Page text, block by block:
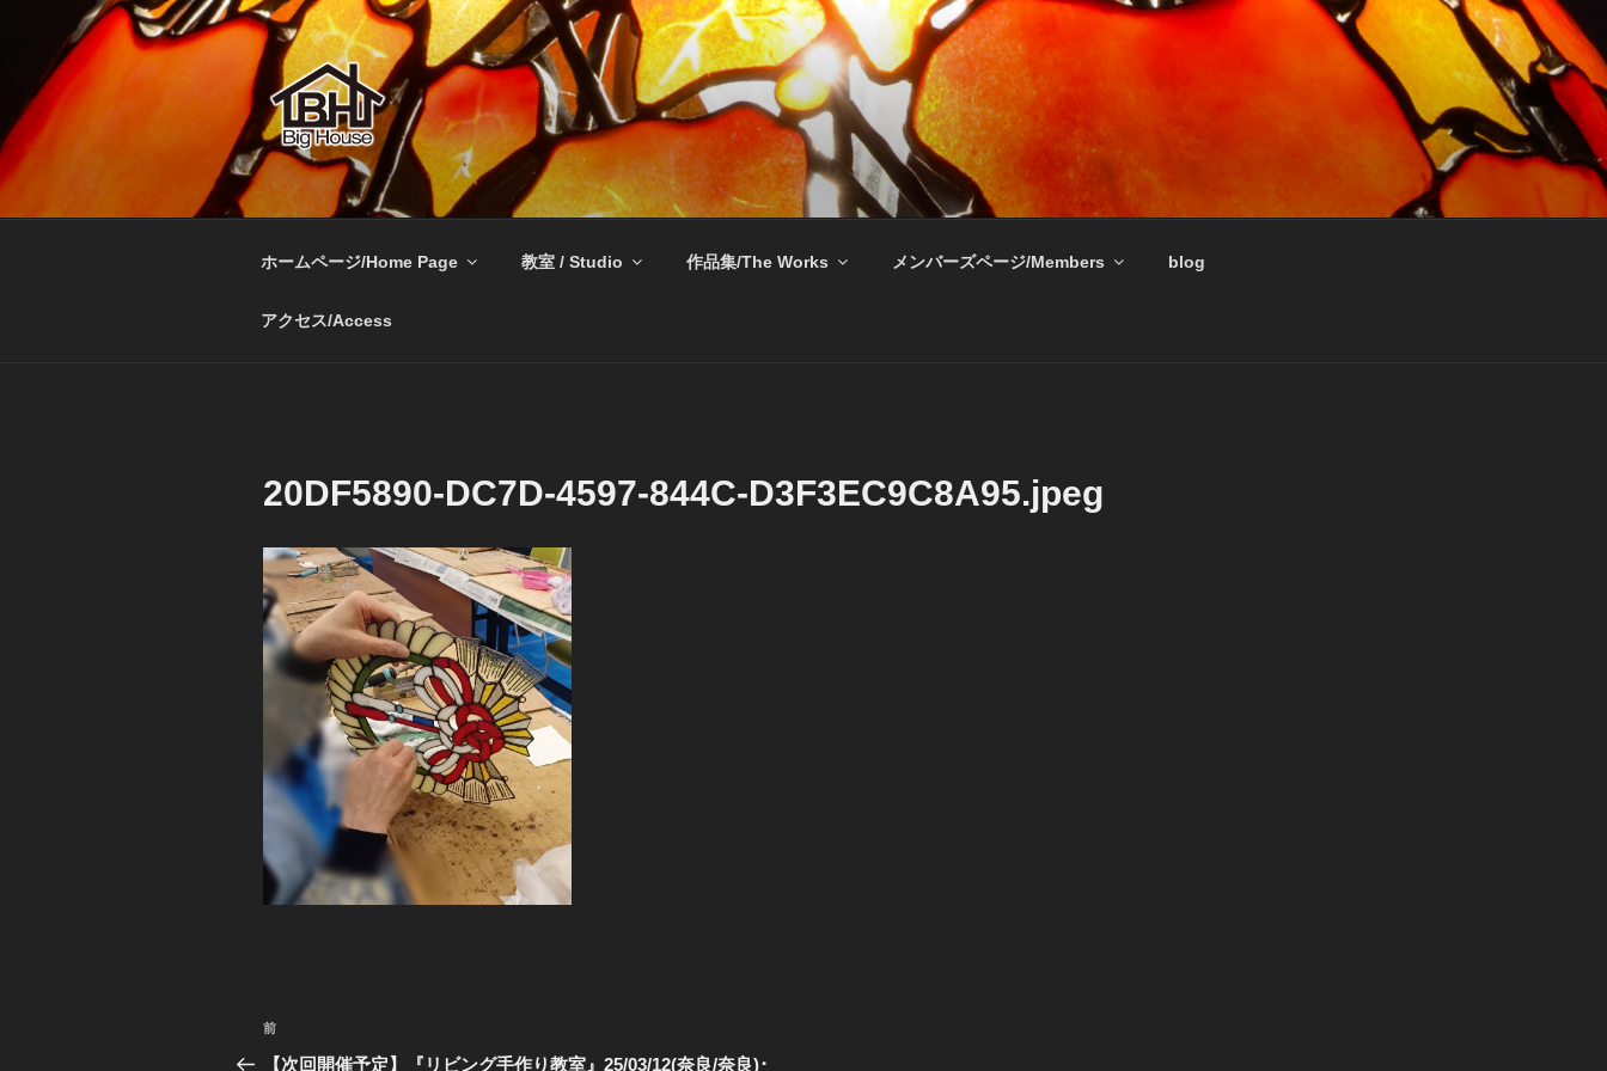
ツ
へ
ス
キ
BIGHOUSE
ステンドグラス工房 大家勝 奈良 生駒 新石切 教室
ホームページ/Home Page 教室 / Studio 作品集/The Works メンバーズページ/Members blog
アクセス/Access
20DF5890-DC7D-4597-844C-D3F3EC9C8A95.jpeg
投
稿
前
の
前
【次回開催予定】『リビング手作り教室』25/03/12(奈良/奈良)･